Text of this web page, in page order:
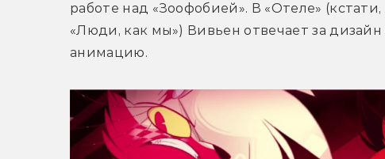
работе над «Зоофобией». В «Отеле»
«Люди, как мы») Вивьен отвечает за
анимацию.